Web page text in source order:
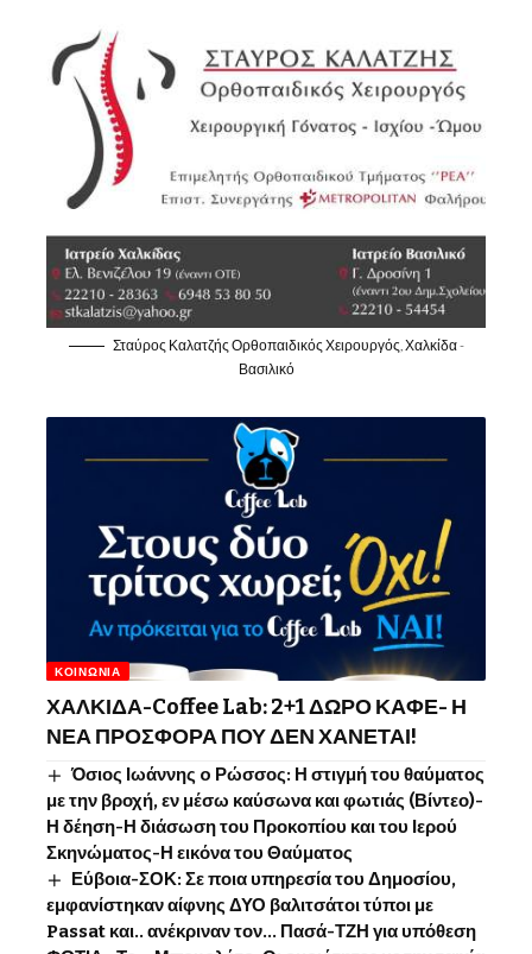
Σταύρος Καλατζής Ορθοπαιδικός Χειρουργός, Χαλκίδα -
Βασιλικό
ΚΟΙΝΩΝΊΑ
ΧΑΛΚΙΔΑ-Coffee Lab: 2+1 ΔΩΡΟ ΚΑΦΕ- Η
ΝΕΑ ΠΡΟΣΦΟΡΑ ΠΟΥ ΔΕΝ ΧΑΝΕΤΑΙ!
Όσιος Ιωάννης o Ρώσσος: Η στιγμή του θαύματος
με την βροχή, εν μέσω καύσωνα και φωτιάς (Βίντεο)-
Η δέηση-Η διάσωση του Προκοπίου και του Ιερού
Σκηνώματος-Η εικόνα του Θαύματος
Εύβοια-ΣΟΚ: Σε ποια υπηρεσία του Δημοσίου,
εμφανίστηκαν αίφνης ΔΥΟ βαλιτσάτοι τύποι με
Passat και.. ανέκριναν τον… Πασά-ΤΖΗ για υπόθεση